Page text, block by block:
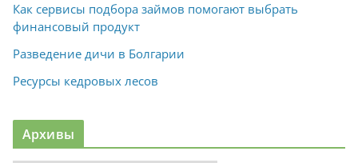
Как сервисы подбора займов помогают выбрать
финансовый продукт
Разведение дичи в Болгарии
Ресурсы кедровых лесов
Архивы